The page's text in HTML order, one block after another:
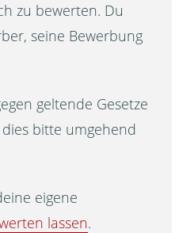
zu bewerten. Du
seine Bewerbung
geltende Gesetze
bitte umgehend
eigene
lassen.